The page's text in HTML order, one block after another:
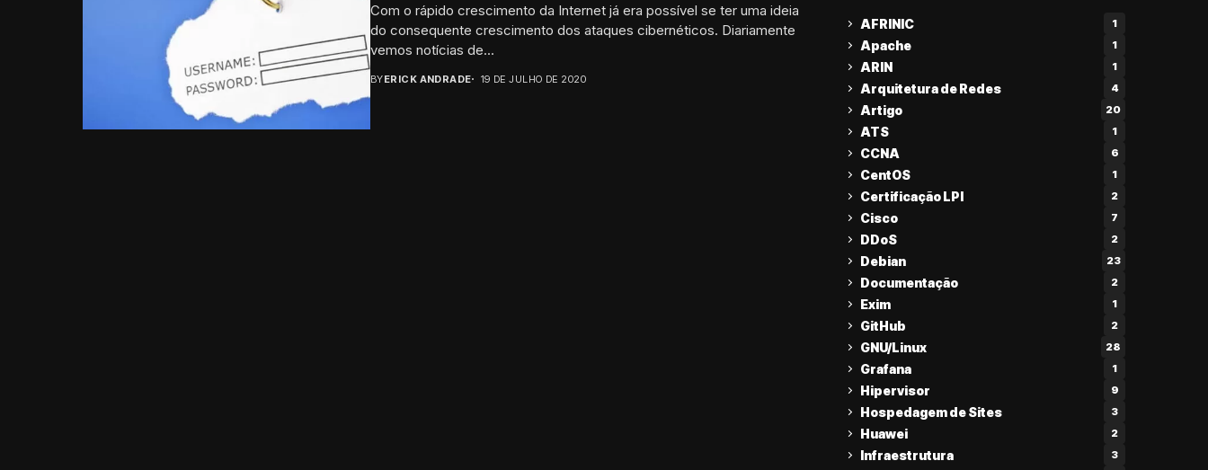
Com o rápido crescimento da Internet já era possível se ter uma ideia
do consequente crescimento dos ataques cibernéticos. Diariamente
vemos notícias de...
BYERICK ANDRADE 19 DE JULHO DE 2020
AFRINIC 1
Apache 1
ARIN 1
Arquitetura de Redes 4
Artigo 20
ATS 1
CCNA 6
CentOS 1
Certificação LPI 2
Cisco 7
DDoS 2
Debian 23
Documentação 2
Exim 1
GitHub 2
GNU/Linux 28
Grafana 1
Hipervisor 9
Hospedagem de Sites 3
Huawei 2
Infraestrutura 3